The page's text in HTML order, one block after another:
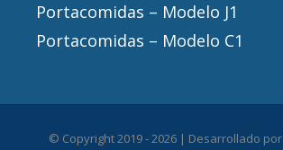
Portacomidas – Modelo J1
Portacomidas – Modelo C1
© Copyright 2019 -2026 | Desarrollado por